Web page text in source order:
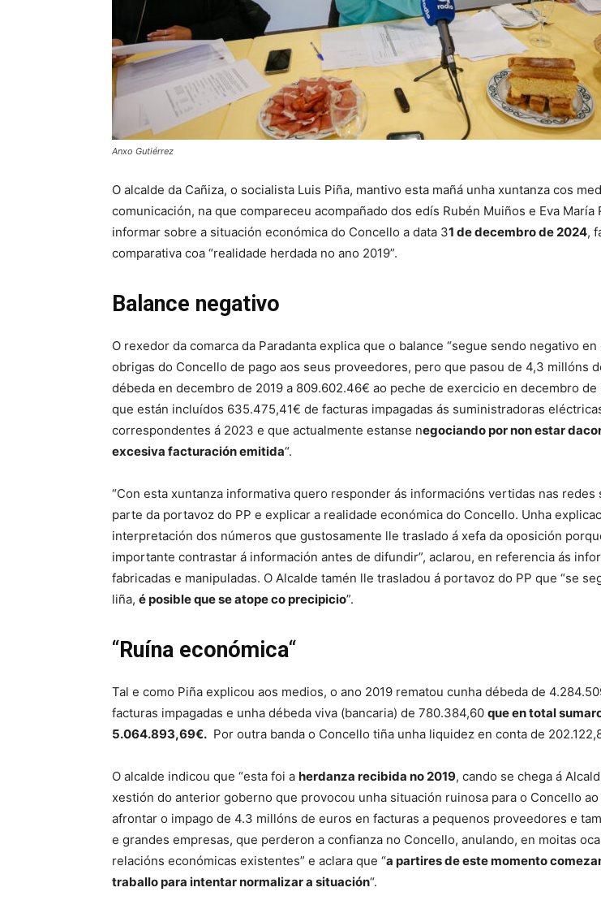
Anxo Gutiérrez
O alcalde da Cañiza, o socialista Luis Piña, mantivo esta mañá unha xuntanza cos
comunicación, na que compareceu acompañado dos edís Rubén Muiños e Eva María
informar sobre a situación económica do Concello a data 31 de decembro de 2024,
comparativa coa “realidade herdada no ano 2019”.
Balance negativo
O rexedor da comarca da Paradanta explica que o balance “segue sendo negativo en
obrigas do Concello de pago aos seus proveedores, pero que pasou de 4,3 millóns
débeda en decembro de 2019 a 809.602.46€ ao peche de exercicio en decembro de
que están incluídos 635.475,41€ de facturas impagadas ás suministradoras
correspondentes á 2023 e que actualmente estanse negociando por non estar
excesiva facturación emitida“.
“Con esta xuntanza informativa quero responder ás informacións vertidas nas redes
parte da portavoz do PP e explicar a realidade económica do Concello. Unha
interpretación dos números que gustosamente lle traslado á xefa da oposición
importante contrastar á información antes de difundir”, aclarou, en referencia ás
fabricadas e manipuladas. O Alcalde tamén lle trasladou á portavoz do PP que “se
liña, é posible que se atope co precipicio”.
“Ruína económica“
Tal e como Piña explicou aos medios, o ano 2019 rematou cunha débeda de
facturas impagadas e unha débeda viva (bancaria) de 780.384,60 que en total
5.064.893,69€. Por outra banda o Concello tiña unha liquidez en conta de
O alcalde indicou que “esta foi a herdanza recibida no 2019, cando se chega á
xestión do anterior goberno que provocou unha situación ruinosa para o Concello
afrontar o impago de 4.3 millóns de euros en facturas a pequenos proveedores e
e grandes empresas, que perderon a confianza no Concello, anulando, en moitas
relacións económicas existentes” e aclara que “a partires de este momento
traballo para intentar normalizar a situación“.